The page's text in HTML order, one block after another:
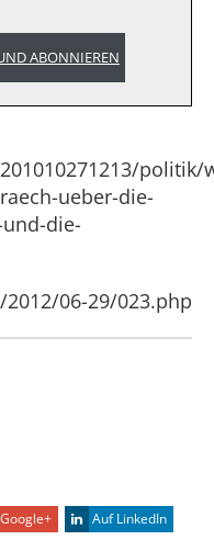
ABONNIEREN
politik/
ueber-die-
die-
06-29/023.php
Auf LinkedIn